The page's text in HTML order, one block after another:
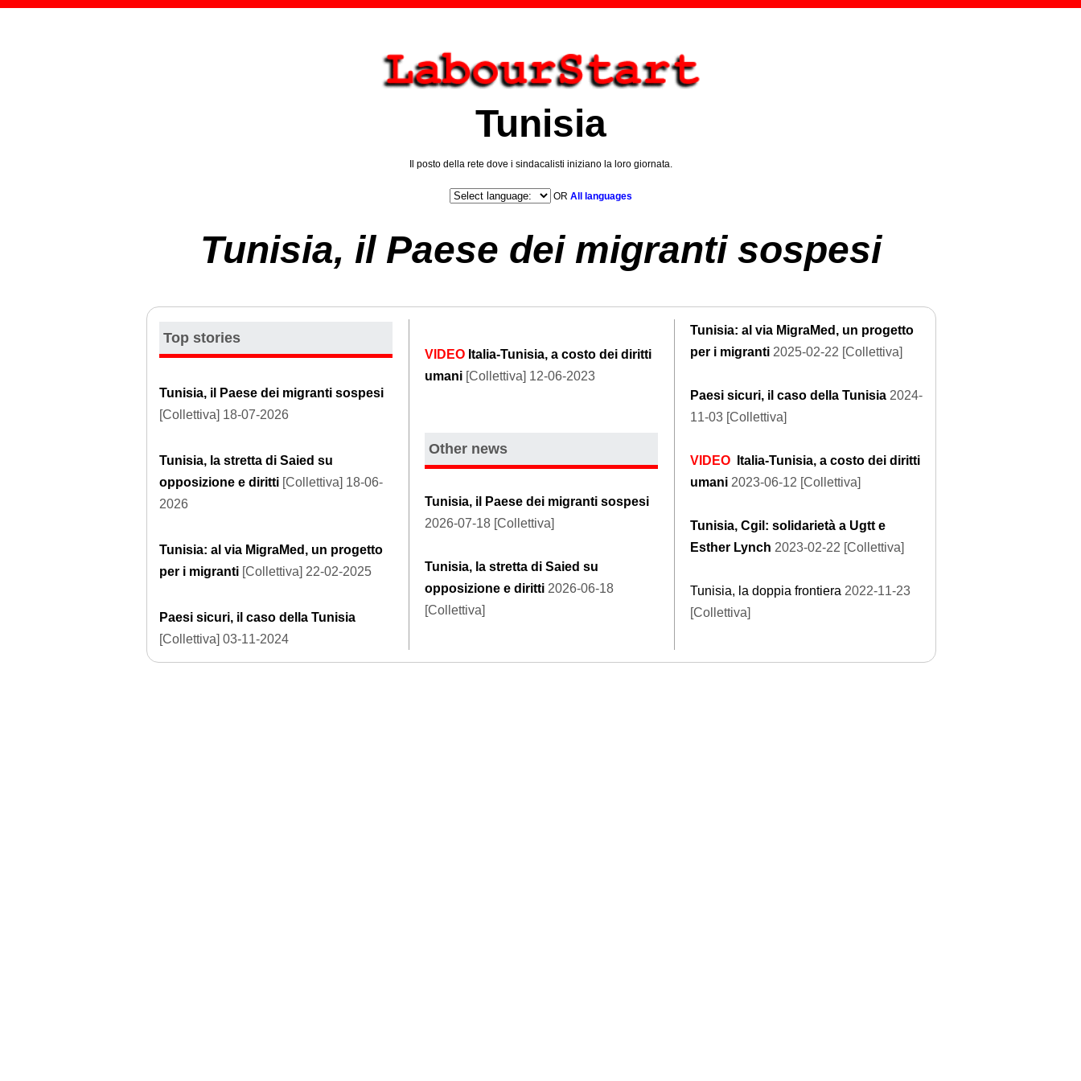
Tunisia
Il posto della rete dove i sindacalisti iniziano la loro giornata.
OR All languages
Tunisia, il Paese dei migranti sospesi
Top stories
Tunisia, il Paese dei migranti sospesi
[Collettiva] 18-07-2026
Tunisia, la stretta di Saied su
opposizione e diritti [Collettiva] 18-06-
2026
Tunisia: al via MigraMed, un progetto
per i migranti [Collettiva] 22-02-2025
Paesi sicuri, il caso della Tunisia
[Collettiva] 03-11-2024
VIDEO Italia-Tunisia, a costo dei diritti
umani [Collettiva] 12-06-2023
Other news
Tunisia, il Paese dei migranti sospesi
2026-07-18 [Collettiva]
Tunisia, la stretta di Saied su
opposizione e diritti 2026-06-18
[Collettiva]
Tunisia: al via MigraMed, un progetto
per i migranti 2025-02-22 [Collettiva]
Paesi sicuri, il caso della Tunisia 2024-
11-03 [Collettiva]
VIDEO
Italia-Tunisia, a costo dei diritti
umani 2023-06-12 [Collettiva]
Tunisia, Cgil: solidarietà a Ugtt e
Esther Lynch 2023-02-22 [Collettiva]
Tunisia, la doppia frontiera 2022-11-23
[Collettiva]